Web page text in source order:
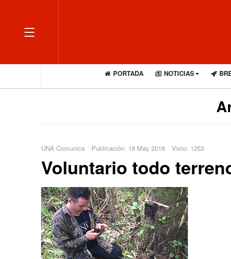
OFF CANVAS
PORTADA NOTICIAS
UNA Comunica Publicación: 18 May 2018 Visto: 1253
Voluntario todo